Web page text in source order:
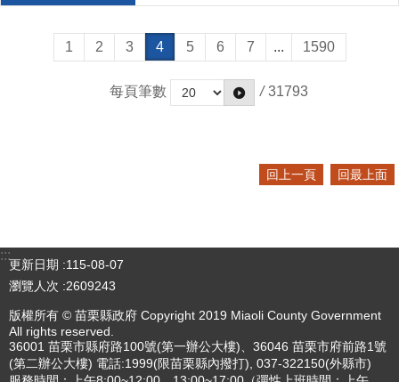
1 2 3 4 5 6 7 ... 1590
每頁筆數 / 31793
回上一頁 回最上面
:::
更新日期
115-08-07
瀏覽人次
2609243
版權所有 © 苗栗縣政府 Copyright 2019 Miaoli County Government
All rights reserved.
36001 苗栗市縣府路100號(第一辦公大樓)、36046 苗栗市府前路1號
(第二辦公大樓) 電話:1999(限苗栗縣內撥打), 037-322150(外縣市)